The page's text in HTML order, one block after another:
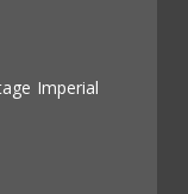
Imperial